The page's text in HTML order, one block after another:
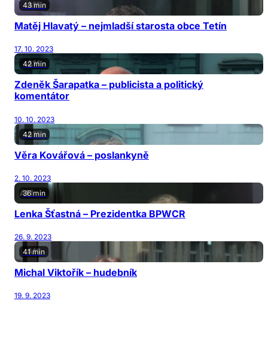
43 min
Matěj Hlavatý – nejmladší starosta obce Tetín
17. 10. 2023
42 min
Zdeněk Šarapatka – publicista a politický
komentátor
10. 10. 2023
42 min
Věra Kovářová – poslankyně
2. 10. 2023
36 min
Lenka Šťastná – Prezidentka BPWCR
26. 9. 2023
41 min
Michal Viktořík – hudebník
19. 9. 2023